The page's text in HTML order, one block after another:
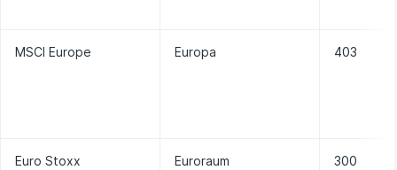
MSCI Europe Europa 403
Euro Stoxx Euroraum 300